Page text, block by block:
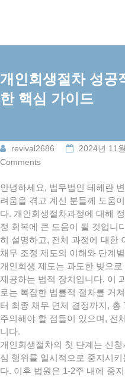
content
개인회생절차 성공
한 핵심 가이드
revival2686 2024년 11
Comments
안녕하세요, 법무법인 테헤란
려움을 겪고 계신 분들께 도움
다. 개인회생절차과정에 대해
정 회복에 큰 도움이 될 것입니
히 설명하고, 전체 과정에 대한
채무 조정 제도의 이해와 단계
개인회생 제도는 과도한 빚으
제공하는 법적 장치입니다. 이
로는 복잡한 법률적 절차를 거
터 최종 채무 면제 결정까지,
주의해야 할 점들이 있으며, 전
니다.
개인회생절차의 첫 단계는 신
심 행위를 일시적으로 중지시
다. 이후 법원은 1-2주 내에 중